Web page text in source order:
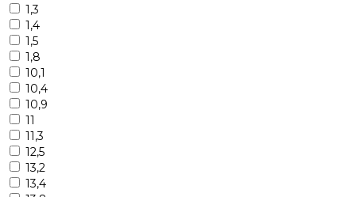
1,3
1,4
1,5
1,8
10,1
10,4
10,9
11
11,3
12,5
13,2
13,4